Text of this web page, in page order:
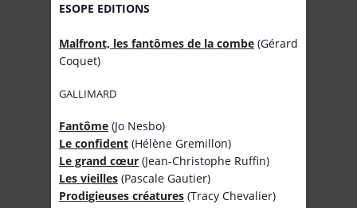
ESOPE EDITIONS
Malfront, les fantômes de la combe (Gérard
Coquet)
GALLIMARD
Fantôme (Jo Nesbo)
Le confident (Hélène Gremillon)
Le grand cœur (Jean-Christophe Ruffin)
Les vieilles (Pascale Gautier)
Prodigieuses créatures (Tracy Chevalier)